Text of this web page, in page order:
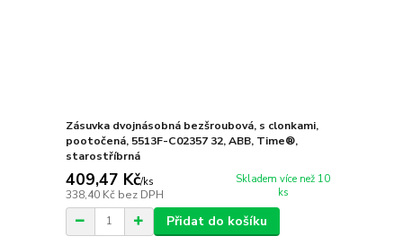
Zásuvka dvojnásobná bezšroubová, s clonkami,
pootočená, 5513F-C02357 32, ABB, Time®,
starostříbrná
409,47 Kč/ks
338,40 Kč bez DPH
Skladem více než 10
ks
Přidat do košíku